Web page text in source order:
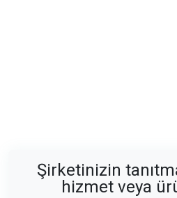
Şirketinizin
hizmet veya